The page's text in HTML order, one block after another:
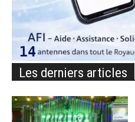
Les derniers articles